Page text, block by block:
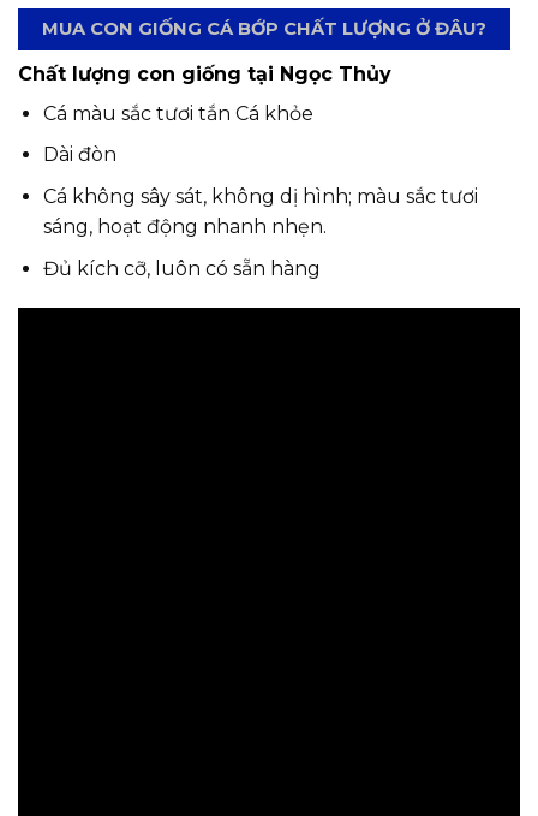
MUA CON GIỐNG CÁ BỚP CHẤT LƯỢNG Ở ĐÂU?
Chất lượng con giống tại Ngọc Thủy
Cá màu sắc tươi tắn Cá khỏe
Dài đòn
Cá không sây sát, không dị hình; màu sắc tươi
sáng, hoạt động nhanh nhẹn.
Đủ kích cỡ, luôn có sẵn hàng